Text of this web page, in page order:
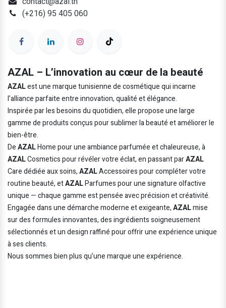
(+216) 95 405 060
AZAL – L’innovation au cœur de la beauté
AZALest une marque tunisienne de cosmétique qui incarne
l’alliance parfaite entre innovation, qualité et élégance.
Inspirée par les besoins du quotidien, elle propose une large
gamme de produits conçus pour sublimer la beauté et améliorer le
bien-être.
DeAZALHome pour une ambiance parfumée et chaleureuse, à
AZALCosmetics pour révéler votre éclat, en passant parAZAL
Care dédiée aux soins,AZALAccessoires pour compléter votre
routine beauté, etAZALParfumes pour une signature olfactive
unique — chaque gamme est pensée avec précision et créativité.
Engagée dans une démarche moderne et exigeante,AZALmise
sur des formules innovantes, des ingrédients soigneusement
sélectionnés et un design raffiné pour offrir une expérience unique
à ses clients.
Nous sommes bien plus qu’une marque une expérience.